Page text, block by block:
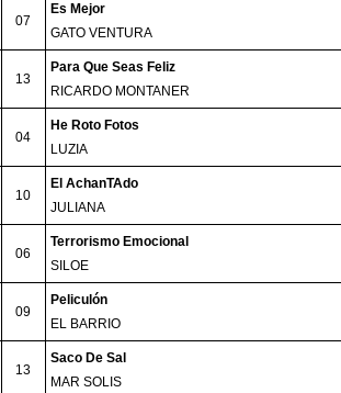
07
Es Mejor
GATO VENTURA
13
Para Que Seas Feliz
RICARDO MONTANER
04
He Roto Fotos
LUZIA
10
El AchanTAdo
JULIANA
06
Terrorismo Emocional
SILOE
09
Peliculón
EL BARRIO
13
Saco De Sal
MAR SOLIS